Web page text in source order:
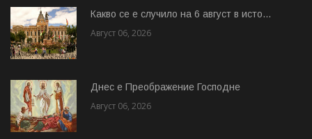
Какво се е случило на 6 август в исто...
Август 06, 2026
Днес е Преображение Господне
Август 06, 2026